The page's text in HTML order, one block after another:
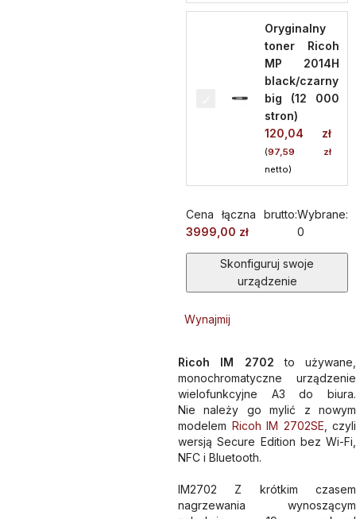
Wynajmij
Oryginalny
toner Ricoh
MP 2014H
black/czarny
big (12 000
stron)
120,04 zł
(97,59 zł
netto)
Cena łączna brutto:
3999,00 zł
Wybrane:
0
Skonfiguruj swoje
urządzenie
Alternative:
Ricoh IM 2702 to używane,
monochromatyczne urządzenie
wielofunkcyjne A3 do biura.
Nie należy go mylić z nowym
modelem Ricoh IM 2702SE , czyli
wersją Secure Edition bez Wi-Fi,
NFC i Bluetooth.
IM2702 Z krótkim czasem
nagrzewania wynoszącym